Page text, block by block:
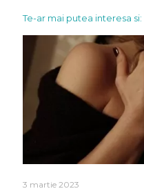
Te-ar mai putea interesa si:
3 martie 2023